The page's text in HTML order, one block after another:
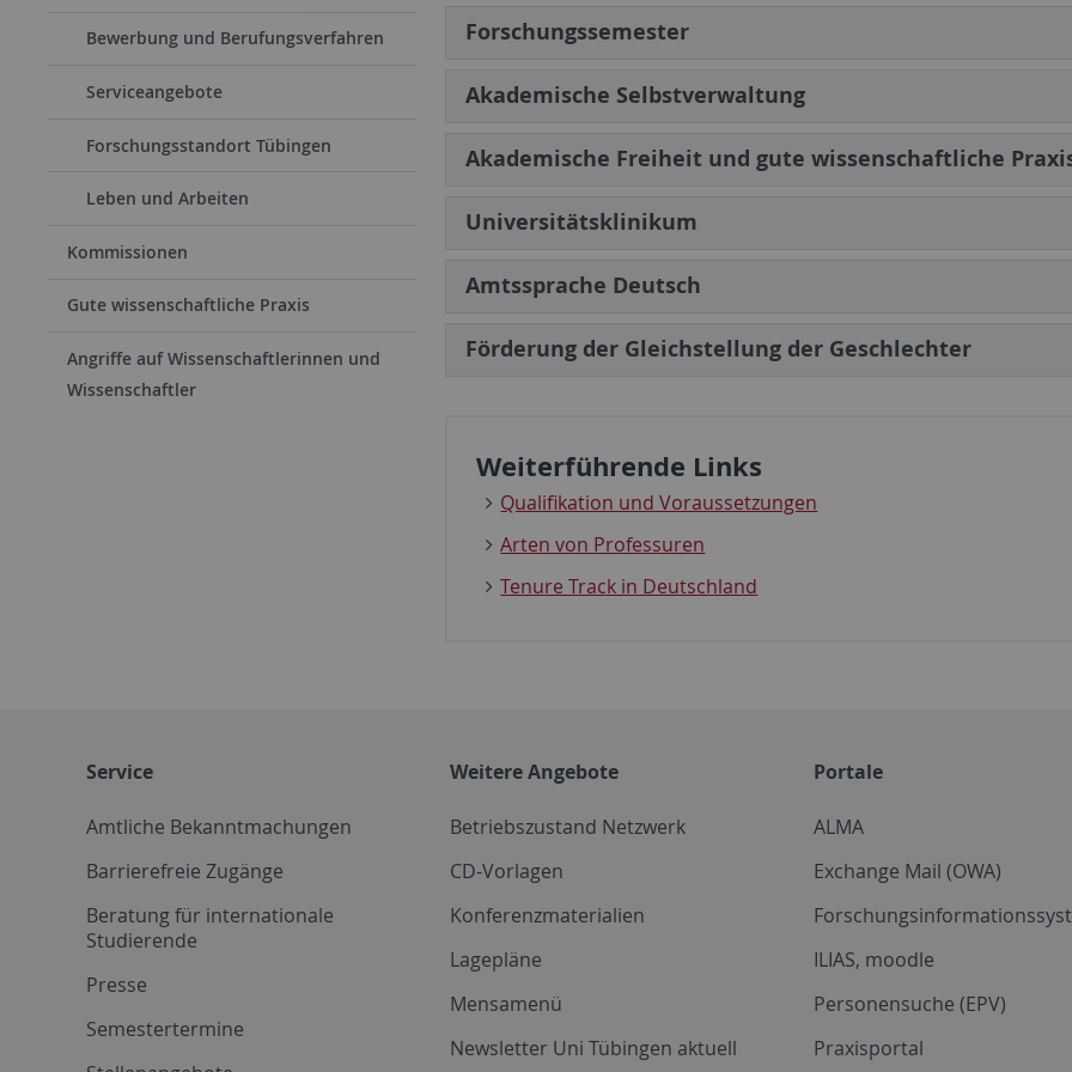
Bewerbung und Berufungsverfahren
Serviceangebote
Forschungsstandort Tübingen
Leben und Arbeiten
Kommissionen
Gute wissenschaftliche Praxis
Angriffe auf Wissenschaftlerinnen und
Wissenschaftler
Forschungssemester
Akademische Selbstverwaltung
Akademische Freiheit und gute wissenschaftliche
Universitätsklinikum
Amtssprache Deutsch
Förderung der Gleichstellung der Geschlechter
Weiterführende Links
Qualifikation und Voraussetzungen
Arten von Professuren
Tenure Track in Deutschland
Service
Amtliche Bekanntmachungen
Barrierefreie Zugänge
Beratung für internationale
Studierende
Presse
Semestertermine
Weitere Angebote
Betriebszustand Netzwerk
CD-Vorlagen
Konferenzmaterialien
Lagepläne
Mensamenü
Newsletter Uni Tübingen aktuell
Portale
ALMA
Exchange Mail (OWA)
ILIAS, moodle
Personensuche (EPV)
Praxisportal